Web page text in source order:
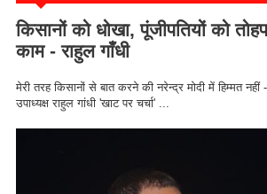
किसानों को धोखा, पूंजीपतियों को
काम - राहुल गाँधी
मेरी तरह किसानों से बात करने की नरेन्द्र मोदी में हिम्मत
उपाध्यक्ष राहुल गांधी 'खाट पर चर्चा' ...